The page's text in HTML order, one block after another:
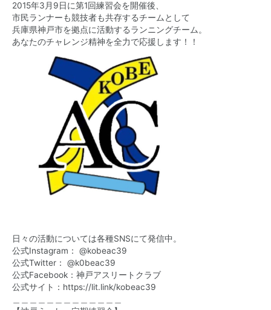
2015年3月9日に第1回練習会を開催後、
市民ランナーも競技者も共存するチームとして
兵庫県神戸市を拠点に活動するランニングチーム。
あなたのチャレンジ精神を全力で応援します！！
日々の活動については各種SNSにて発信中。
公式Instagram： @kobeac39
公式Twitter： @k0beac39
公式Facebook：神戸アスリートクラブ
公式サイト： https://lit.link/kobeac39